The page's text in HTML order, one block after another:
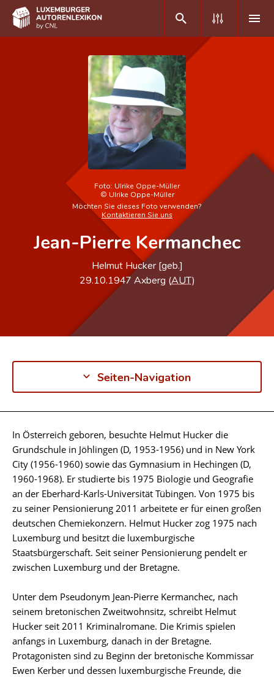
Autor(inn)en A-Z
Erweiterte Suche
Häufige Fragen und Antworten
Forschungsgruppe
Foto: Ulrike Oppe-Müller
© Ulrike Oppe-Müller
Möchten Sie dieses Foto verwenden?
Kontaktieren Sie uns
Jean-Pierre Kermanchec
Helmut Hucker [geb.]
29.10.1947 Axberg (AUT)
Seiten-Navigation
Biographie
In Österreich geboren, besuchte Helmut Hucker die
Grundschule in Jöhlingen (D, 1953-1956) und in New York
City (1956-1960) sowie das Gymnasium in Hechingen (D,
1960-1968). Er studierte bis 1975 Biologie und Geografie
an der Eberhard-Karls-Universität Tübingen. Von 1975 bis
zu seiner Pensionierung 2011 arbeitete er für einen großen
deutschen Chemiekonzern. Helmut Hucker zog 1975 nach
Luxemburg und besitzt die luxemburgische
Staatsbürgerschaft. Seit seiner Pensionierung pendelt er
zwischen Luxemburg und der Bretagne.
Unter dem Pseudonym Jean-Pierre Kermanchec, nach
seinem bretonischen Zweitwohnsitz, schreibt Helmut
Hucker seit 2011 Kriminalromane. Die Krimis spielen
anfangs in Luxemburg, danach in der Bretagne.
Protagonisten sind zu Beginn der bretonische Kommissar
Ewen Kerber und dessen luxemburgische Freunde, die